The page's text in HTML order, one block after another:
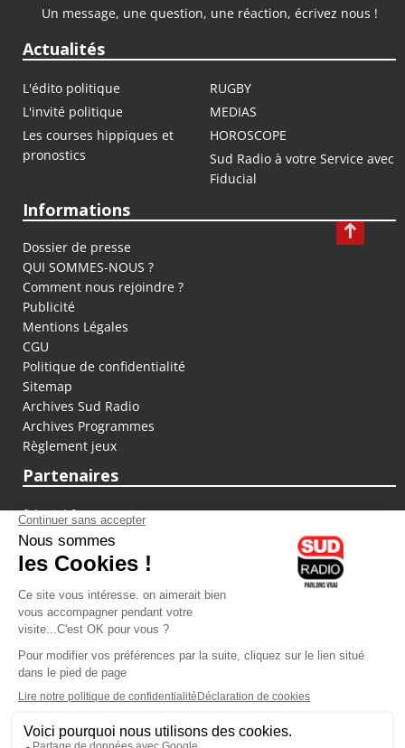
Un message, une question, une réaction, écrivez nous !
Actualités
L'édito politique
RUGBY
L'invité politique
MEDIAS
Les courses hippiques et
pronostics
HOROSCOPE
Sud Radio à votre Service avec
Fiducial
Informations
Dossier de presse
QUI SOMMES-NOUS ?
Comment nous rejoindre ?
Publicité
Mentions Légales
CGU
Politique de confidentialité
Sitemap
Archives Sud Radio
Archives Programmes
Règlement jeux
Partenaires
fiducial.fr
lyoncapitale.fr
olympique-et-lyonnais.com
L'application Iphone / Android
Téléchargez l'application
Les cookies
Gestion des cookies